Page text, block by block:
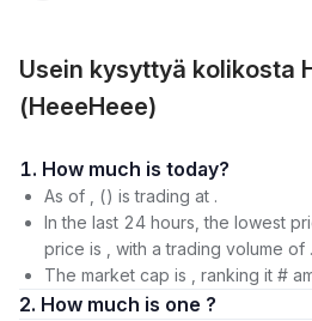
Usein kysyttyä kolikosta
(HeeeHeee)
1. How much is today?
As of , () is trading at .
In the last 24 hours, the lowest
price is , with a trading volume of .
The market cap is , ranking it #
2. How much is one ?